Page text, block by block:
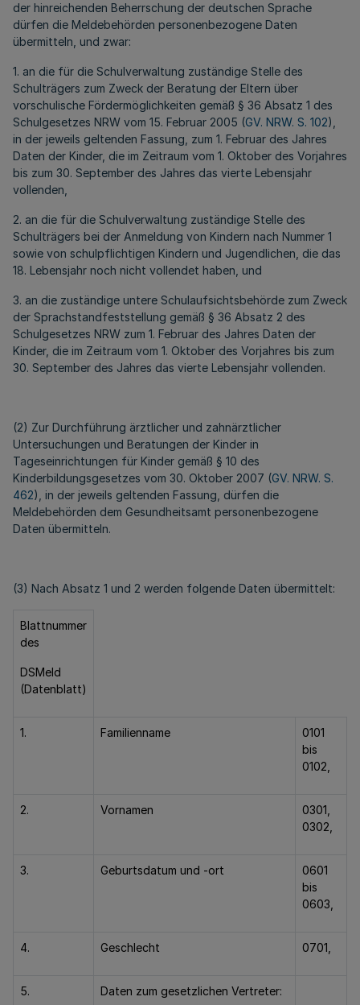
der hinreichenden Beherrschung der deutschen Sprache
dürfen die Meldebehörden personenbezogene Daten
übermitteln, und zwar:
1. an die für die Schulverwaltung zuständige Stelle des
Schulträgers zum Zweck der Beratung der Eltern über
vorschulische Fördermöglichkeiten gemäß § 36 Absatz 1 des
Schulgesetzes NRW vom 15. Februar 2005 (GV. NRW. S. 102),
in der jeweils geltenden Fassung, zum 1. Februar des Jahres
Daten der Kinder, die im Zeitraum vom 1. Oktober des Vorjahres
bis zum 30. September des Jahres das vierte Lebensjahr
vollenden,
2. an die für die Schulverwaltung zuständige Stelle des
Schulträgers bei der Anmeldung von Kindern nach Nummer 1
sowie von schulpflichtigen Kindern und Jugendlichen, die das
18. Lebensjahr noch nicht vollendet haben, und
3. an die zuständige untere Schulaufsichtsbehörde zum Zweck
der Sprachstandfeststellung gemäß § 36 Absatz 2 des
Schulgesetzes NRW zum 1. Februar des Jahres Daten der
Kinder, die im Zeitraum vom 1. Oktober des Vorjahres bis zum
30. September des Jahres das vierte Lebensjahr vollenden.
(2) Zur Durchführung ärztlicher und zahnärztlicher
Untersuchungen und Beratungen der Kinder in
Tageseinrichtungen für Kinder gemäß § 10 des
Kinderbildungsgesetzes vom 30. Oktober 2007 (GV. NRW. S.
462), in der jeweils geltenden Fassung, dürfen die
Meldebehörden dem Gesundheitsamt personenbezogene
Daten übermitteln.
(3) Nach Absatz 1 und 2 werden folgende Daten übermittelt:
Blattnummer
des
DSMeld
(Datenblatt)
1. Familienname
0101
bis
0102,
2. Vornamen
0301,
0302,
3. Geburtsdatum und -ort
0601
bis
0603,
4. Geschlecht 0701,
5. Daten zum gesetzlichen Vertreter: